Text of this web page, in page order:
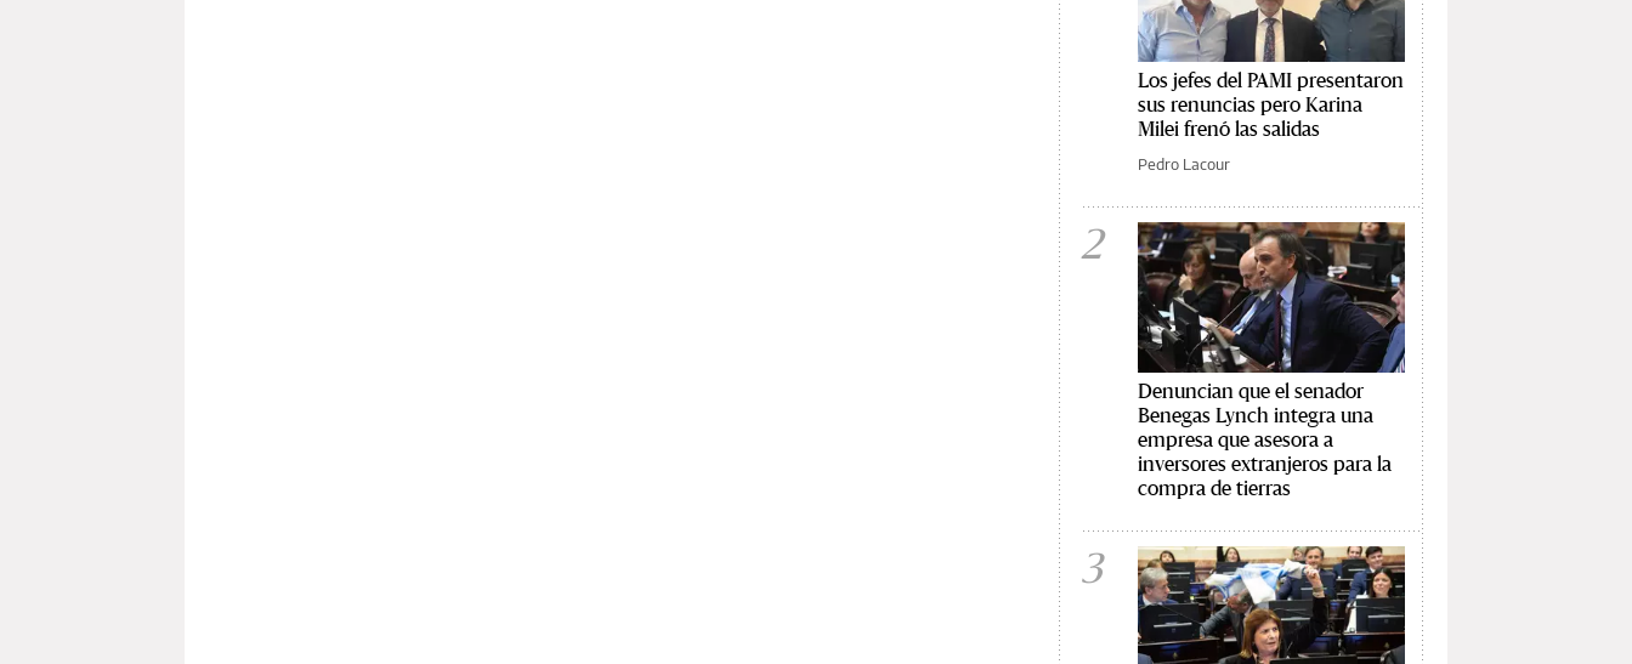
Los jefes del PAMI presentaron
sus renuncias pero Karina
Milei frenó las salidas
Pedro Lacour
2
Denuncian que el senador
Benegas Lynch integra una
empresa que asesora a
inversores extranjeros para la
compra de tierras
3